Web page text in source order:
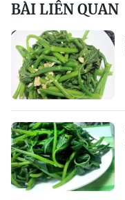
BÀI LIÊN QUAN